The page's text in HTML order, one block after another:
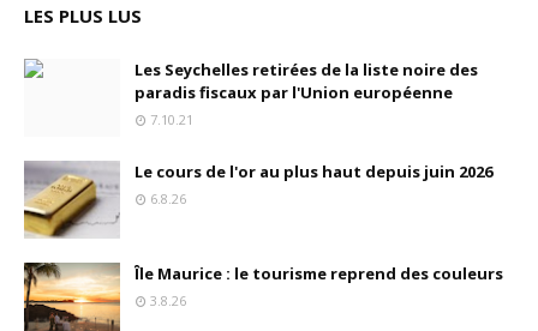
LES PLUS LUS
Les Seychelles retirées de la liste noire des
paradis fiscaux par l'Union européenne
7.10.21
Le cours de l'or au plus haut depuis juin 2026
6.8.26
Île Maurice : le tourisme reprend des couleurs
3.8.26